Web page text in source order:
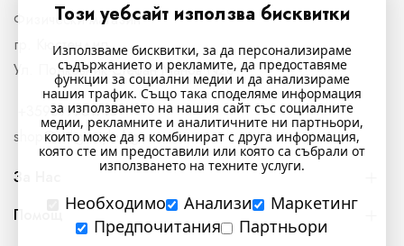
Физически магазин
гр. Кюстендил,
Ул. Полковник Стефан Манов N26
+359897761716
shop@indigostyle.bg
За Нас
Помощ
Този уебсайт използва бисквитки
Използваме бисквитки, за да персонализираме
съдържанието и рекламите, да предоставяме
функции за социални медии и да анализираме
нашия трафик. Също така споделяме информация
за използването на нашия сайт със социалните
медии, рекламните и аналитичните ни партньори,
които може да я комбинират с друга информация,
която сте им предоставили или която са събрали от
използването на техните услуги.
Необходимо Анализи
Маркетинг
Предпочитания
Партньори